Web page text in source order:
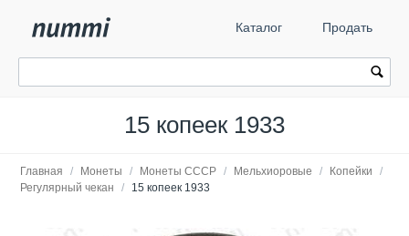
Каталог Продать
15 копеек 1933
Главная / Монеты / Монеты СССР / Мельхиоровые / Копейки
/
Регулярный чекан
/ 15 копеек 1933